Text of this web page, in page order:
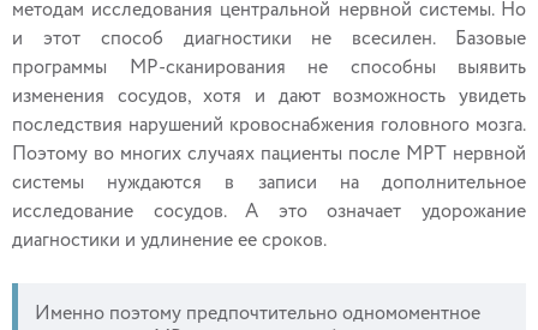
методам исследования центральной нервной системы. Но
и этот способ диагностики не всесилен. Базовые
программы МР-сканирования не способны выявить
изменения сосудов, хотя и дают возможность увидеть
последствия нарушений кровоснабжения головного мозга.
Поэтому во многих случаях пациенты после МРТ нервной
системы нуждаются в записи на дополнительное
исследование сосудов. А это означает удорожание
диагностики и удлинение ее сроков.
Именно поэтому предпочтительно одномоментное